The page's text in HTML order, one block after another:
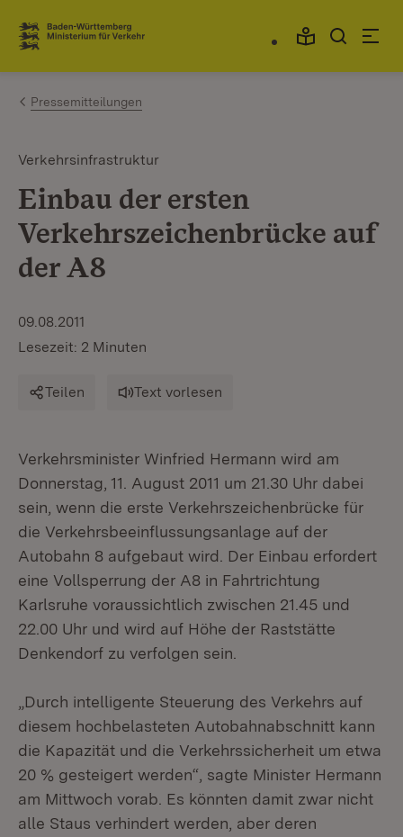
Zum Inhalt springen
Link zur Startseite
Pressemitteilungen
Verkehrsinfrastruktur
Einbau der ersten
Verkehrszeichenbrücke auf
der A8
09.08.2011
Lesezeit: 2 Minuten
Teilen Text vorlesen
Verkehrsminister Winfried Hermann wird am
Donnerstag, 11. August 2011 um 21.30 Uhr dabei
sein, wenn die erste Verkehrszeichenbrücke für
die Verkehrsbeeinflussungsanlage auf der
Autobahn 8 aufgebaut wird. Der Einbau erfordert
eine Vollsperrung der A8 in Fahrtrichtung
Karlsruhe voraussichtlich zwischen 21.45 und
22.00 Uhr und wird auf Höhe der Raststätte
Denkendorf zu verfolgen sein.
„Durch intelligente Steuerung des Verkehrs auf
diesem hochbelasteten Autobahnabschnitt kann
die Kapazität und die Verkehrssicherheit um etwa
20 % gesteigert werden“, sagte Minister Hermann
am Mittwoch vorab. Es könnten damit zwar nicht
alle Staus verhindert werden, aber deren